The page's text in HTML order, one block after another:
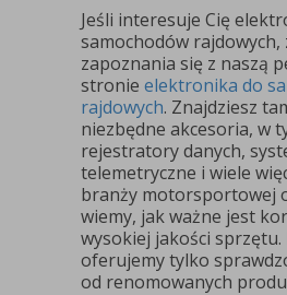
Jeśli interesuje Cię
samochodów rajdowych,
zapoznania się z naszą
stronie elektronika do
rajdowych. Znajdziesz
niezbędne akcesoria, w
rejestratory danych,
telemetryczne i wiele
branży motorsportowej
wiemy, jak ważne jest
wysokiej jakości
oferujemy tylko
od renomowanych